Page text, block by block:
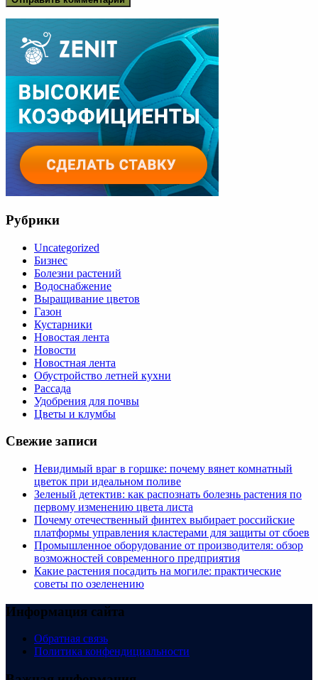
Рубрики
Uncategorized
Бизнес
Болезни растений
Водоснабжение
Выращивание цветов
Газон
Кустарники
Новостая лента
Новости
Новостная лента
Обустройство летней кухни
Рассада
Удобрения для почвы
Цветы и клумбы
Свежие записи
Невидимый враг в горшке: почему вянет комнатный
цветок при идеальном поливе
Зеленый детектив: как распознать болезнь растения по
первому изменению цвета листа
Почему отечественный финтех выбирает российские
платформы управления кластерами для защиты от сбоев
Промышленное оборудование от производителя: обзор
возможностей современного предприятия
Какие растения посадить на могиле: практические
советы по озеленению
Информация сайта
Обратная связь
Политика конфендициальности